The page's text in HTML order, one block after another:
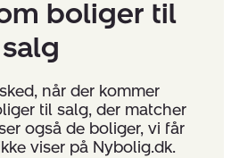
boliger til
salg
når der kommer
til salg, der matcher
også de boliger, vi får
viser på Nybolig.dk.